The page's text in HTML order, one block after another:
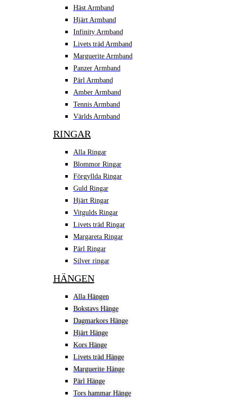
Häst Armband
Hjärt Armband
Infinity Armband
Livets träd Armband
Marguerite Armband
Panzer Armband
Pärl Armband
Amber Armband
Tennis Armband
Världs Armband
RINGAR
Alla Ringar
Blommor Ringar
Förgyllda Ringar
Guld Ringar
Hjärt Ringar
Vitgulds Ringar
Livets träd Ringar
Margareta Ringar
Pärl Ringar
Silver ringar
HÄNGEN
Alla Hängen
Bokstavs Hänge
Dagmarkors Hänge
Hjärt Hänge
Kors Hänge
Livets träd Hänge
Marguerite Hänge
Pärl Hänge
Tors hammar Hänge